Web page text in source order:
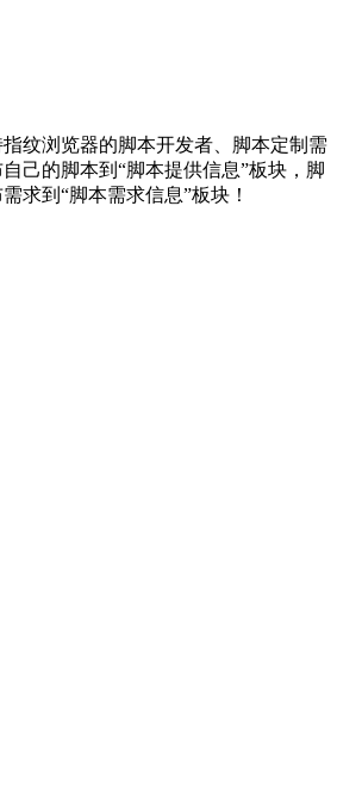
纹浏览器的脚本开发者、脚本定制需
己的脚本到“脚本提供信息”板块，脚
求到“脚本需求信息”板块！